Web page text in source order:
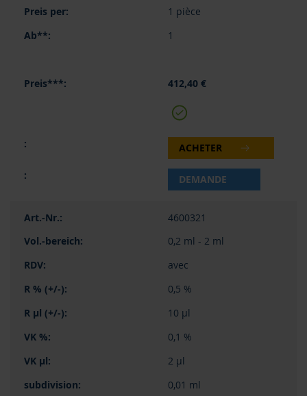
1 pièce
1
412,40 €
ACHETER
DEMANDE
4600321
0,2 ml - 2 ml
avec
0,5 %
10 µl
0,1 %
2 µl
0,01 ml